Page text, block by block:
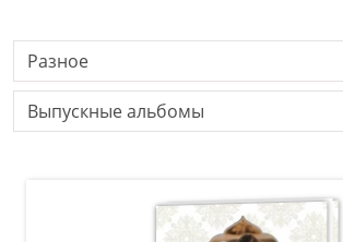
Разное
Выпускные альбомы